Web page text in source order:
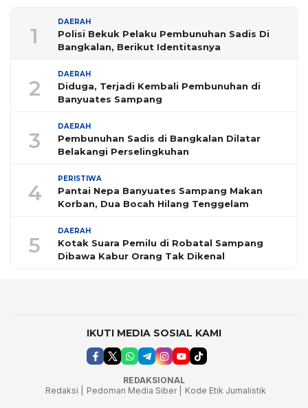
1
DAERAH
Polisi Bekuk Pelaku Pembunuhan Sadis Di
Bangkalan, Berikut Identitasnya
2
DAERAH
Diduga, Terjadi Kembali Pembunuhan di
Banyuates Sampang
3
DAERAH
Pembunuhan Sadis di Bangkalan Dilatar
Belakangi Perselingkuhan
4
PERISTIWA
Pantai Nepa Banyuates Sampang Makan
Korban, Dua Bocah Hilang Tenggelam
5
DAERAH
Kotak Suara Pemilu di Robatal Sampang
Dibawa Kabur Orang Tak Dikenal
IKUTI MEDIA SOSIAL KAMI
REDAKSIONAL
Redaksi |
Pedoman Media Siber |
Kode Etik Jurnalistik